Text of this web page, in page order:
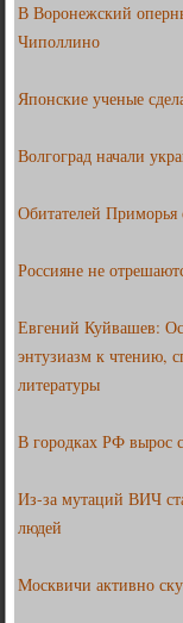
В Воронежский
Чиполлино
Японские ученые
Волгоград начали
Обитателей Приморья
Россияне не
Евгений Куйвашев:
энтузиазм к чтению,
литературы
В городках РФ вырос
Из-за мутаций ВИЧ
людей
Москвичи активно